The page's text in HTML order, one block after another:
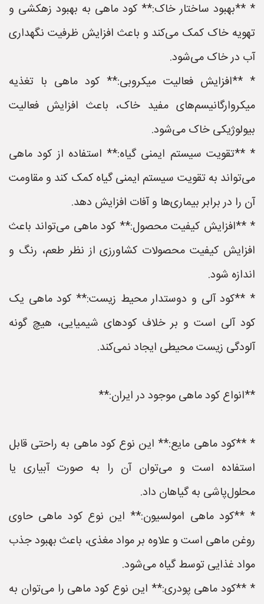
* **بهبود ساختار خاک:** کود ماهی به بهبود زهکشی و
تهویه خاک کمک می‌کند و باعث افزایش ظرفیت نگهداری
آب در خاک می‌شود.
* **افزایش فعالیت میکروبی:** کود ماهی با تغذیه
میکروارگانیسم‌های مفید خاک، باعث افزایش فعالیت
بیولوژیکی خاک می‌شود.
* **تقویت سیستم ایمنی گیاه:** استفاده از کود ماهی
می‌تواند به تقویت سیستم ایمنی گیاه کمک کند و مقاومت
آن را در برابر بیماری‌ها و آفات افزایش دهد.
* **افزایش کیفیت محصول:** کود ماهی می‌تواند باعث
افزایش کیفیت محصولات کشاورزی از نظر طعم، رنگ و
اندازه شود.
* **کود آلی و دوستدار محیط زیست:** کود ماهی یک
کود آلی است و بر خلاف کودهای شیمیایی، هیچ گونه
آلودگی زیست محیطی ایجاد نمی‌کند.
**انواع کود ماهی موجود در ایران:**
* **کود ماهی مایع:** این نوع کود ماهی به راحتی قابل
استفاده است و می‌توان آن را به صورت آبیاری یا
محلول‌پاشی به گیاهان داد.
* **کود ماهی امولسیون:** این نوع کود ماهی حاوی
روغن ماهی است و علاوه بر مواد مغذی، باعث بهبود جذب
مواد غذایی توسط گیاه می‌شود.
* **کود ماهی پودری:** این نوع کود ماهی را می‌توان به